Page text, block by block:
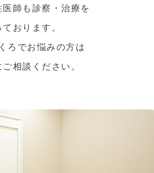
医師も診察・治療を
おります。
ろでお悩みの方は
相談ください。